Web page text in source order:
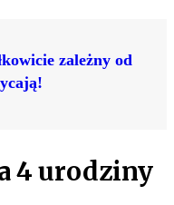
zależny od
4 urodziny